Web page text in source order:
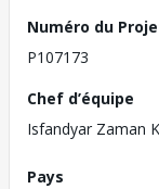
Numéro du
P107173
Chef d’équipe
Isfandyar Zaman
Pays